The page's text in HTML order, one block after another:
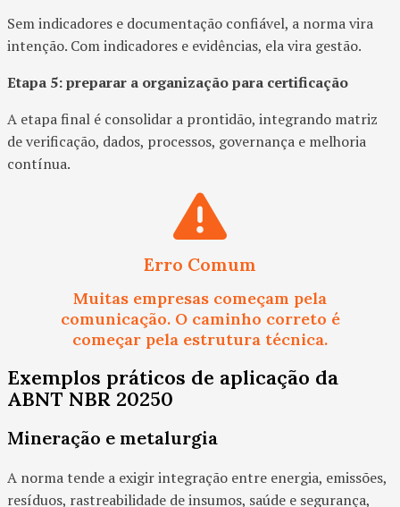
Sem indicadores e documentação confiável, a norma vira
intenção. Com indicadores e evidências, ela vira gestão.
Etapa 5: preparar a organização para certificação
A etapa final é consolidar a prontidão, integrando matriz
de verificação, dados, processos, governança e melhoria
contínua.
Erro Comum
Muitas empresas começam pela
comunicação. O caminho correto é
começar pela estrutura técnica.
Exemplos práticos de aplicação da
ABNT NBR 20250
Mineração e metalurgia
A norma tende a exigir integração entre energia, emissões,
resíduos, rastreabilidade de insumos, saúde e segurança,